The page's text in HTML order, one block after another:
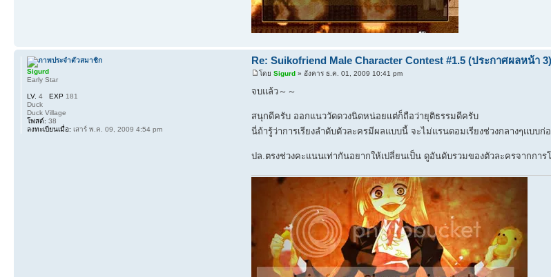
Re: Suikofriend Male Character Contest #1.5 (ประกาศผลหน้า 3)
โดย Sigurd » อังคาร ธ.ค. 01, 2009 10:41 pm
จบแล้ว～～
สนุกดีครับ ออกแนววัดดวงนิดหน่อยแต่ก็ถือว่ายุติธรรมดีครับ
นี่ถ้ารู้ว่าการเรียงลำดับตัวละครมีผลแบบนี้ จะไม่แรนดอมเรียงช่วงกลางๆแบบก่
ปล.ตรงช่วงคะแนนเท่ากันอยากให้เปลี่ยนเป็น ดูอันดับรวมของตัวละครจากก
Sigurd
Early Star
LV. 4 EXP 181
Duck
Duck Village
โพสต์: 38
ลงทะเบียนเมื่อ: เสาร์ พ.ค. 09, 2009 4:54 pm